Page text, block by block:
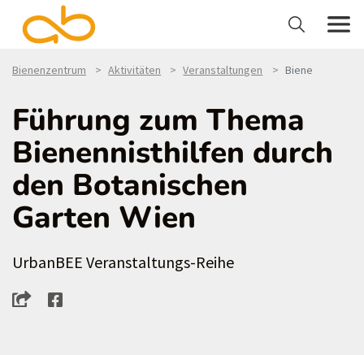
Bienenzentrum Aktivitäten Veranstaltungen Biene
Führung zum Thema
Bienennisthilfen durch
den Botanischen
Garten Wien
UrbanBEE Veranstaltungs-Reihe